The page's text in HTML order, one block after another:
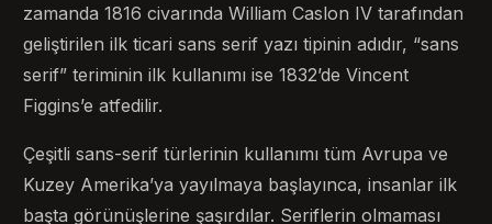
zamanda 1816 civarında William Caslon IV tarafından
geliştirilen ilk ticari sans serif yazı tipinin adıdır, “sans
serif” teriminin ilk kullanımı ise 1832’de Vincent
Figgins’e atfedilir.
Çeşitli sans-serif türlerinin kullanımı tüm Avrupa ve
Kuzey Amerika’ya yayılmaya başlayınca, insanlar ilk
başta görünüşlerine şaşırdılar. Seriflerin olmaması